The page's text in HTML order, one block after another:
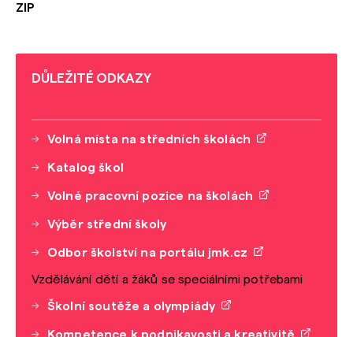
ZIP
DŮLEŽITÉ ODKAZY
Volná místa na středních školách
Katalog škol
Volné pracovní pozice na školách
Výběr střední školy
Odbor školství na portálu jmk.cz
Vzdělávání dětí a žáků se speciálními potřebami
Školní soutěže a olympiády